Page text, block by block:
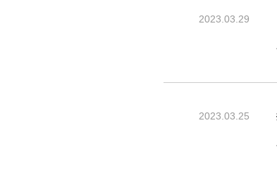
2023.03.29
2023.03.25